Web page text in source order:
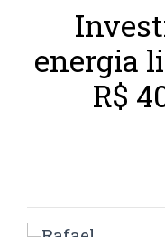
energia
R$